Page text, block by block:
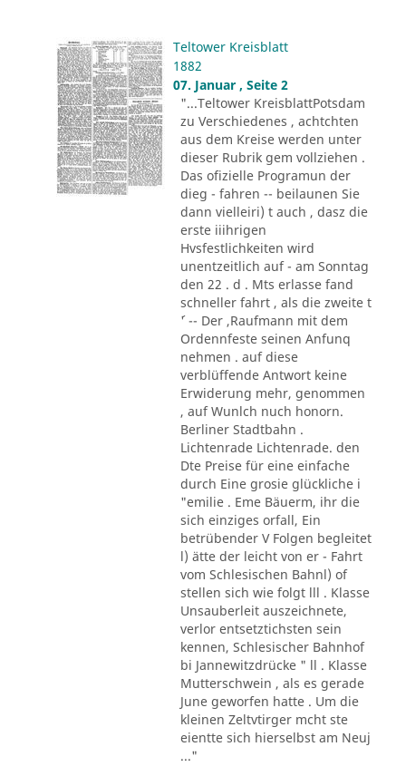
Teltower Kreisblatt
1882
07. Januar , Seite 2
"...Teltower KreisblattPotsdam
zu Verschiedenes , achtchten
aus dem Kreise werden unter
dieser Rubrik gem vollziehen .
Das ofizielle Programun der
dieg - fahren -- beilaunen Sie
dann vielleiri) t auch , dasz die
erste iiihrigen
Hvsfestlichkeiten wird
unentzeitlich auf - am Sonntag
den 22 . d . Mts erlasse fand
schneller fahrt , als die zweite t
´' -- Der ,Raufmann mit dem
Ordennfeste seinen Anfunq
nehmen . auf diese
verblüffende Antwort keine
Erwiderung mehr, genommen
, auf Wunlch nuch honorn.
Berliner Stadtbahn .
Lichtenrade Lichtenrade. den
Dte Preise für eine einfache
durch Eine grosie glückliche i
"emilie . Eme Bäuerm, ihr die
sich einziges orfall, Ein
betrübender V Folgen begleitet
l) ätte der leicht von er - Fahrt
vom Schlesischen Bahnl) of
stellen sich wie folgt lll . Klasse
Unsauberleit auszeichnete,
verlor entsetztichsten sein
kennen, Schlesischer Bahnhof
bi Jannewitzdrücke " ll . Klasse
Mutterschwein , als es gerade
June geworfen hatte . Um die
kleinen Zeltvtirger mcht ste
eientte sich hierselbst am Neuj
..."